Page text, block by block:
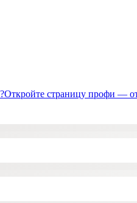
Откройте страницу профи —